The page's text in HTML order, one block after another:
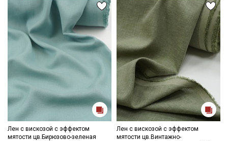
Лен с вискозой с эффектом
мятости цв.Бирюзово-зеленая
Лен с вискозой с эффектом
мятости цв.Винтажно-
Секретная рассылка от Купава
Мы публикуем здесь дополнительные
промокоды и скидки до 30% на узкие
категории тканей
Электронная почта